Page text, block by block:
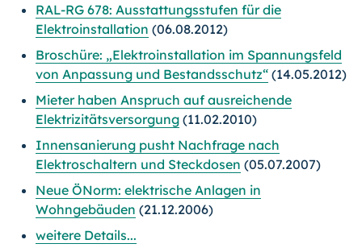
RAL-RG 678: Ausstattungsstufen für die
Elektroinstallation (06.08.2012)
Broschüre: „Elektroinstallation im Spannungsfeld
von Anpassung und Bestandsschutz“ (14.05.2012)
Mieter haben Anspruch auf ausreichende
Elektrizitätsversorgung (11.02.2010)
Innensanierung pusht Nachfrage nach
Elektroschaltern und Steckdosen (05.07.2007)
Neue ÖNorm: elektrische Anlagen in
Wohngebäuden (21.12.2006)
weitere Details...